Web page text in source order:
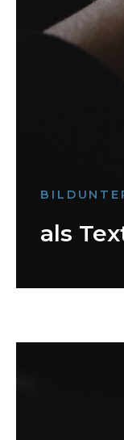
als